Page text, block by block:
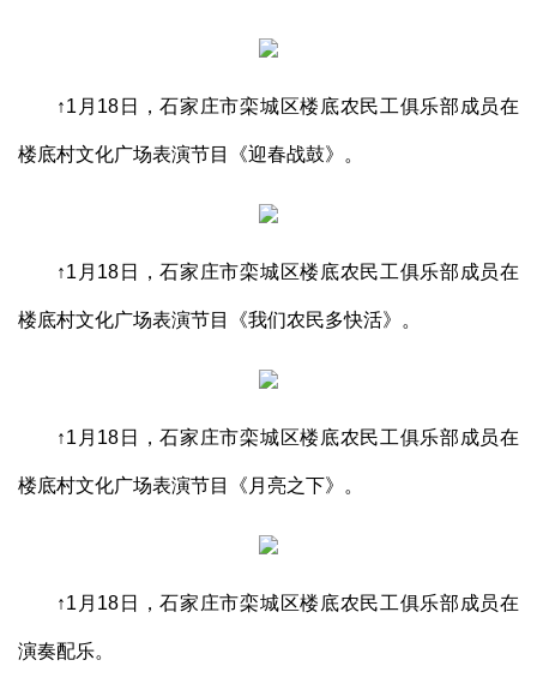
↑1月18日，石家庄市栾城区楼底农民工俱乐部成员在
楼底村文化广场表演节目《迎春战鼓》。
↑1月18日，石家庄市栾城区楼底农民工俱乐部成员在
楼底村文化广场表演节目《我们农民多快活》。
↑1月18日，石家庄市栾城区楼底农民工俱乐部成员在
楼底村文化广场表演节目《月亮之下》。
↑1月18日，石家庄市栾城区楼底农民工俱乐部成员在
演奏配乐。